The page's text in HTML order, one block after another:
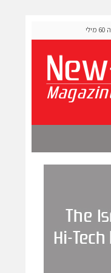
OLIGO Security גייסה 60 מיליון דולר להרחבת פלטפורמת אבטחת